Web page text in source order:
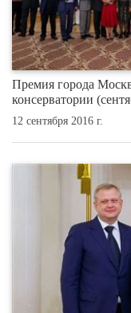
Премия города
консерватории
12 сентября 2016 г.